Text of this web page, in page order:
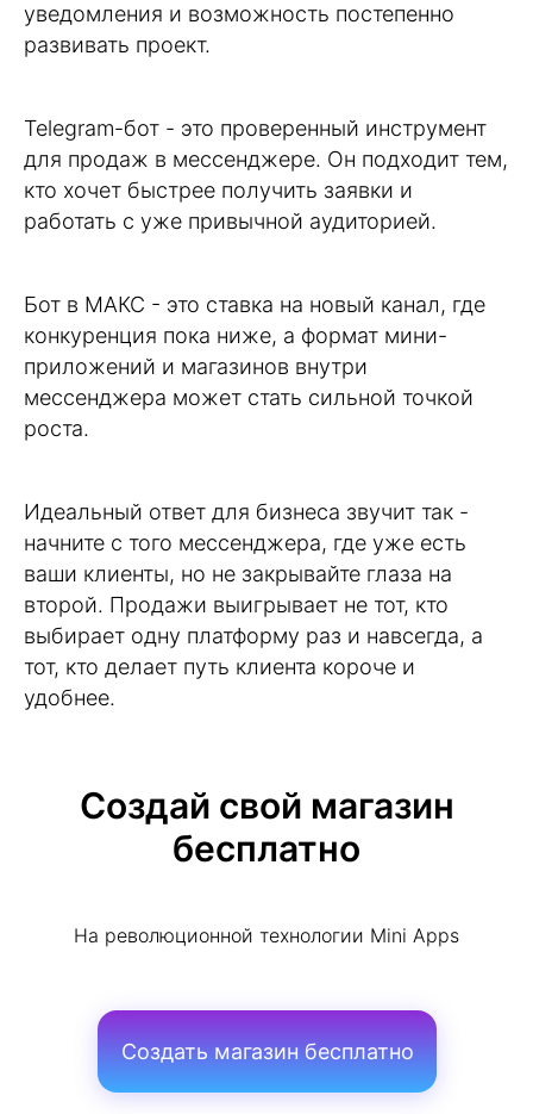
уведомления и возможность постепенно
развивать проект.
Telegram-бот - это проверенный инструмент
для продаж в мессенджере. Он подходит тем,
кто хочет быстрее получить заявки и
работать с уже привычной аудиторией.
Бот в MАКС - это ставка на новый канал, где
конкуренция пока ниже, а формат мини-
приложений и магазинов внутри
мессенджера может стать сильной точкой
роста.
Идеальный ответ для бизнеса звучит так -
начните с того мессенджера, где уже есть
ваши клиенты, но не закрывайте глаза на
второй. Продажи выигрывает не тот, кто
выбирает одну платформу раз и навсегда, а
тот, кто делает путь клиента короче и
удобнее.
Создай свой магазин
бесплатно
На революционной технологии Mini Apps
Создать магазин бесплатно